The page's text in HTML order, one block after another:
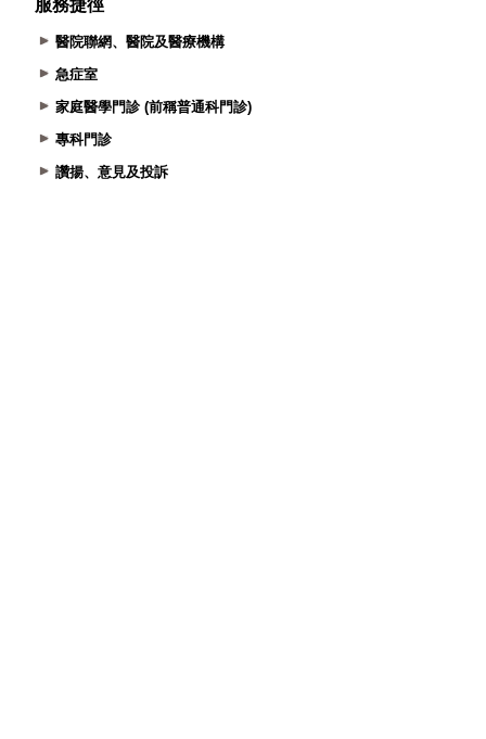
服務捷徑
醫院聯網、醫院及醫療機構
急症室
家庭醫學門診 (前稱普通科門診)
專科門診
讚揚、意見及投訴